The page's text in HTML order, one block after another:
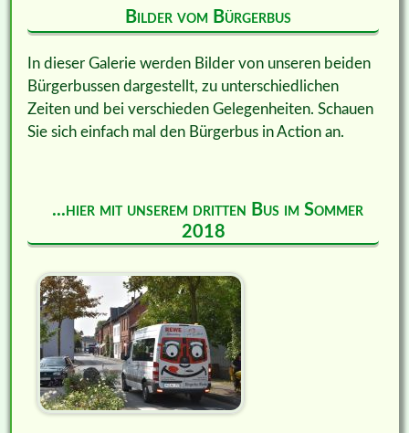
Bilder vom Bürgerbus
In dieser Galerie werden Bilder von unseren beiden
Bürgerbussen dargestellt, zu unterschiedlichen
Zeiten und bei verschieden Gelegenheiten. Schauen
Sie sich einfach mal den Bürgerbus in Action an.
...hier mit unserem dritten Bus im Sommer
2018